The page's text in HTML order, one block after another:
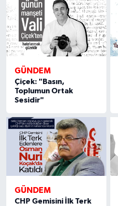
GÜNDEM
Çiçek: "Basın,
Toplumun Ortak
Sesidir"
GÜNDEM
CHP Gemisini İlk Terk